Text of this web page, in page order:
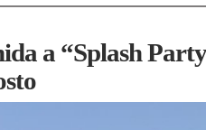
a “Splash